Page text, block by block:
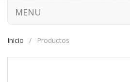
MENU
Inicio Productos